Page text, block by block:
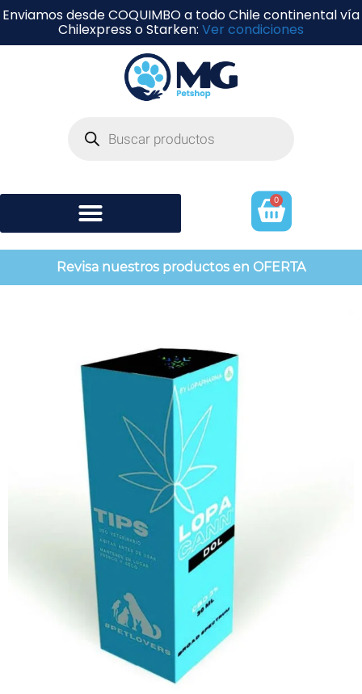
Enviamos desde COQUIMBO a todo Chile continental vía
Chilexpress o Starken: Ver condiciones
0
Revisa nuestros productos en OFERTA